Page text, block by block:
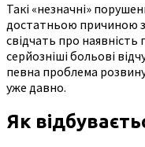
Такі «незначні»
достатньою причиною
свідчать про
серйозніші больові
певна проблема
уже давно.
Як